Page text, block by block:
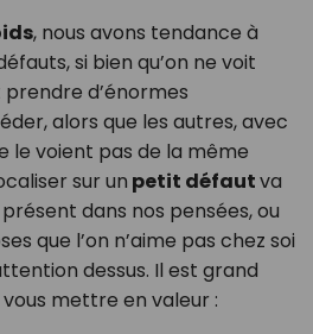
, nous avons tendance à
si bien qu’on ne voit
d’énormes
alors que les autres, avec
le voient pas de la même
sur un petit défautva
dans nos pensées, ou
que l’on n’aime pas chez soi
dessus. Il est grand
mettre en valeur :